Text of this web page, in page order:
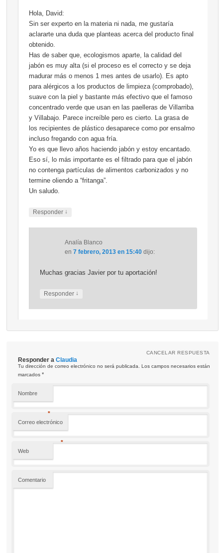
Hola, David:
Sin ser experto en la materia ni nada, me gustaría
aclararte una duda que planteas acerca del producto final
obtenido.
Has de saber que, ecologismos aparte, la calidad del
jabón es muy alta (si el proceso es el correcto y se deja
madurar más o menos 1 mes antes de usarlo). Es apto
para alérgicos a los productos de limpieza (comprobado),
suave con la piel y bastante más efectivo que el famoso
concentrado verde que usan en las paelleras de Villarriba
y Villabajo. Parece increíble pero es cierto. La grasa de
los recipientes de plástico desaparece como por ensalmo
incluso fregando con agua fría.
Yo es que llevo años haciendo jabón y estoy encantado.
Eso sí, lo más importante es el filtrado para que el jabón
no contenga partículas de alimentos carbonizados y no
termine oliendo a “fritanga”.
Un saludo.
Responder ↓
Analía Blanco
en 7 febrero, 2013 en 15:40 dijo:
Muchas gracias Javier por tu aportación!
Responder ↓
Responder a Claudia
CANCELAR RESPUESTA
Tu dirección de correo electrónico no será publicada. Los campos necesarios están
marcados *
Nombre
*
Correo electrónico
*
Web
Comentario